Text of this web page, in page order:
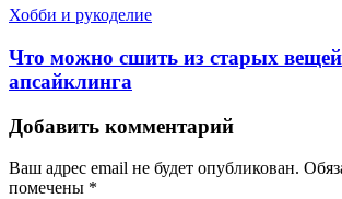
Хобби и рукоделие
Что можно сшить из старых
апсайклинга
Добавить комментарий
Ваш адрес email не будет опубликован.
помечены *